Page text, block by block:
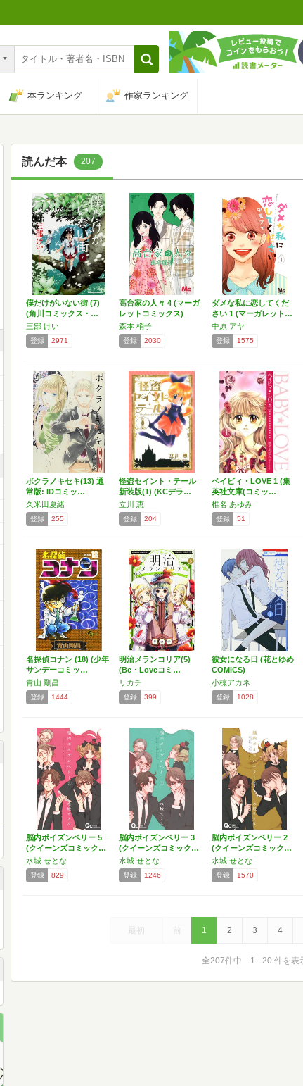
本ランキング 作家ランキング
読んだ本 207
僕だけがいない街 (7)
(角川コミックス・…
三部 けい
登録 2971
高台家の人々 4 (マーガ
レットコミックス)
森本 梢子
登録 2030
ダメな私に恋してくだ
さい 1 (マーガレット…
中原 アヤ
登録 1575
ボクラノキセキ(13) 通
常版: IDコミッ…
久米田夏緒
登録 255
怪盗セイント・テール
新装版(1) (KCデラ…
立川 恵
登録 204
ベイビィ・LOVE 1 (集
英社文庫(コミッ…
椎名 あゆみ
登録 51
名探偵コナン (18) (少年
サンデーコミッ…
青山 剛昌
登録 1444
明治メランコリア(5)
(Be・Loveコミ…
リカチ
登録 399
彼女になる日 (花とゆめ
COMICS)
小椋アカネ
登録 1028
脳内ポイズンベリー 5
(クイーンズコミック…
水城 せとな
登録 829
脳内ポイズンベリー 3
(クイーンズコミック…
水城 せとな
登録 1246
脳内ポイズンベリー 2
(クイーンズコミック…
水城 せとな
登録 1570
最初 前 1 2 3 4
全207件中 1 - 20 件を表